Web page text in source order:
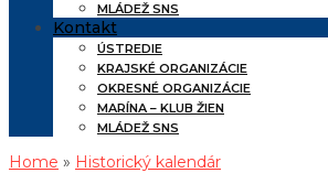
MLÁDEŽ SNS
Kontakt
ÚSTREDIE
KRAJSKÉ ORGANIZÁCIE
OKRESNÉ ORGANIZÁCIE
MARÍNA – KLUB ŽIEN
MLÁDEŽ SNS
Home » Historický kalendár